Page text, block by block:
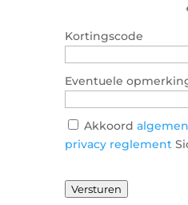
Kortingscode
Eventuele
Akkoord
privacy reglement
Versturen